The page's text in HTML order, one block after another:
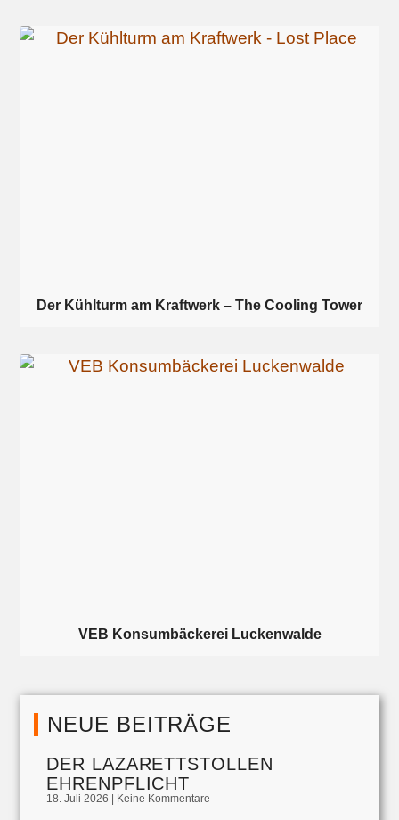
Der Kühlturm am Kraftwerk – The Cooling Tower
VEB Konsumbäckerei Luckenwalde
NEUE BEITRÄGE
DER LAZARETTSTOLLEN
EHRENPFLICHT
18. Juli 2026 Keine Kommentare